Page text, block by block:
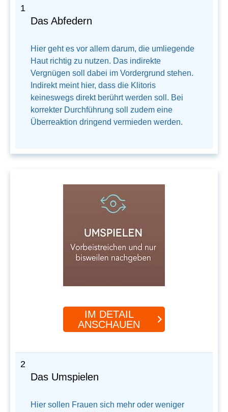
1
Das Abfedern
Hier geht es vor allem darum, die umliegende
Haut richtig zu nutzen. Das indirekte
Vergnügen soll dabei im Vordergrund stehen.
Indirekt meint hier, dass die Klitoris
keineswegs direkt berührt werden soll. Bei
korrekter Durchführung soll zudem eine
Überreaktion dringend vermieden werden.
IM DETAIL
ANSCHAUEN
2
Das Umspielen
Hier sollen Frauen sich mehr oder weniger